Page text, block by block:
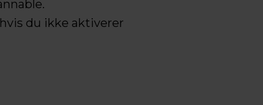
du ikke aktiverer